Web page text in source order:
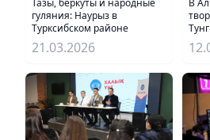
Тазы, беркуты и народные
гуляния: Наурыз в
Турксибском районе
21.03.2026
В